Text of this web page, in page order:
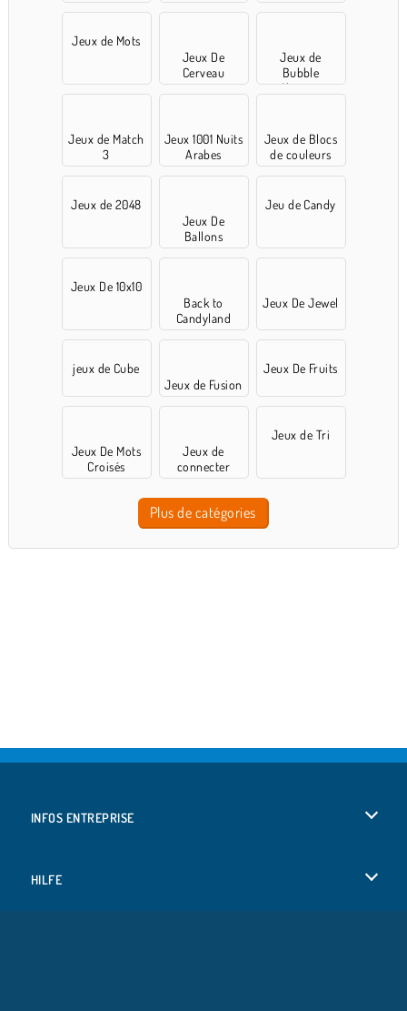
Jeux de Mots
Jeux De
Cerveau
Jeux de
Bubble
Shooter
Jeux de Match
3
Jeux 1001 Nuits
Arabes
Jeux de Blocs
de couleurs
Jeux de 2048
Jeux De
Ballons
Jeu de Candy
Jeux De 10x10
Back to
Candyland
Jeux De Jewel
jeux de Cube
Jeux de Fusion
Jeux De Fruits
Jeux De Mots
Croisés
Jeux de
connecter
Jeux de Tri
Plus de catégories
INFOS ENTREPRISE
HILFE